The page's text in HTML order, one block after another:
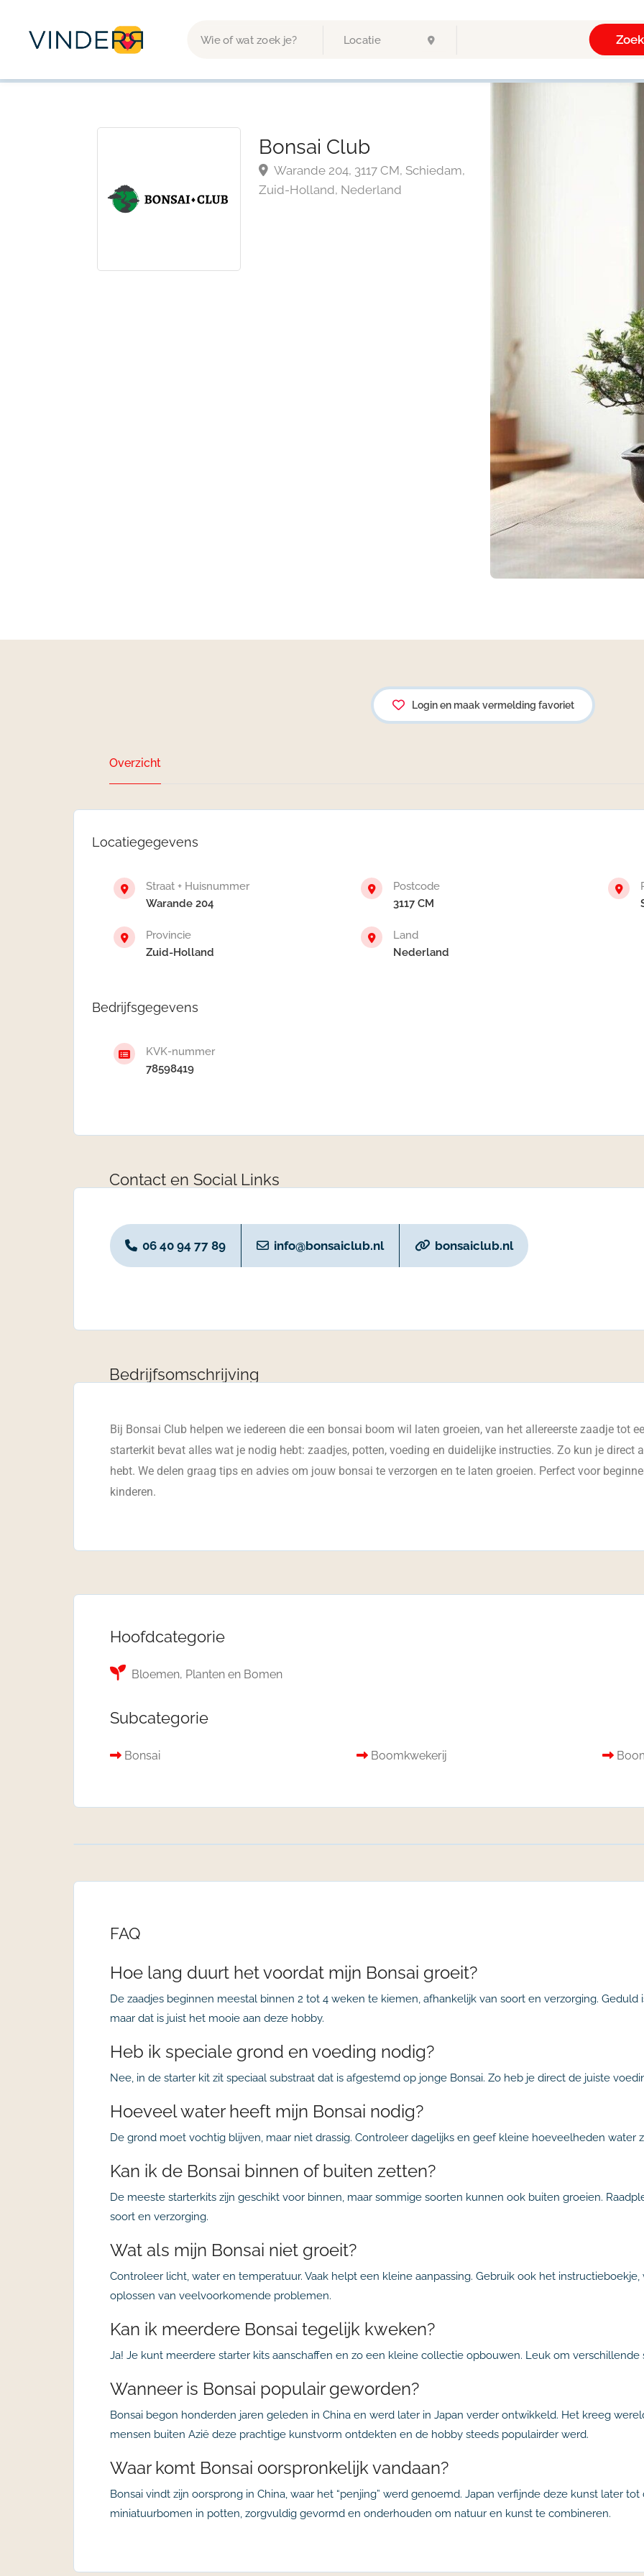
Bonsai Club
Warande 204, 3117 CM, Schiedam,
Zuid-Holland, Nederland
Login en maak vermelding favoriet
Overzicht
Locatiegegevens
Straat + Huisnummer
Warande 204
Postcode
3117 CM
Provincie
Zuid-Holland
Land
Nederland
Bedrijfsgegevens
KVK-nummer
78598419
Contact en Social Links
06 40 94 77 89 info@bonsaiclub.nl bonsaiclub.nl
Bedrijfsomschrijving
Bij Bonsai Club helpen we iedereen die een bonsai boom wil laten groeien, van het allereerste zaadje tot
starterkit bevat alles wat je nodig hebt: zaadjes, potten, voeding en duidelijke instructies. Zo kun je direct
hebt. We delen graag tips en advies om jouw bonsai te verzorgen en te laten groeien. Perfect voor
kinderen.
Hoofdcategorie
Bloemen, Planten en Bomen
Subcategorie
Bonsai Boomkwekerij
FAQ
Hoe lang duurt het voordat mijn Bonsai groeit?
De zaadjes beginnen meestal binnen 2 tot 4 weken te kiemen, afhankelijk van soort en verzorging. Geduld
maar dat is juist het mooie aan deze hobby.
Heb ik speciale grond en voeding nodig?
Nee, in de starter kit zit speciaal substraat dat is afgestemd op jonge Bonsai. Zo heb je direct de juiste
Hoeveel water heeft mijn Bonsai nodig?
De grond moet vochtig blijven, maar niet drassig. Controleer dagelijks en geef kleine hoeveelheden water
Kan ik de Bonsai binnen of buiten zetten?
De meeste starterkits zijn geschikt voor binnen, maar sommige soorten kunnen ook buiten groeien.
soort en verzorging.
Wat als mijn Bonsai niet groeit?
Controleer licht, water en temperatuur. Vaak helpt een kleine aanpassing. Gebruik ook het
oplossen van veelvoorkomende problemen.
Kan ik meerdere Bonsai tegelijk kweken?
Ja! Je kunt meerdere starter kits aanschaffen en zo een kleine collectie opbouwen. Leuk om
Wanneer is Bonsai populair geworden?
Bonsai begon honderden jaren geleden in China en werd later in Japan verder ontwikkeld. Het kreeg
mensen buiten Azië deze prachtige kunstvorm ontdekten en de hobby steeds populairder werd.
Waar komt Bonsai oorspronkelijk vandaan?
Bonsai vindt zijn oorsprong in China, waar het “penjing” werd genoemd. Japan verfijnde deze kunst later
miniatuurbomen in potten, zorgvuldig gevormd en onderhouden om natuur en kunst te combineren.